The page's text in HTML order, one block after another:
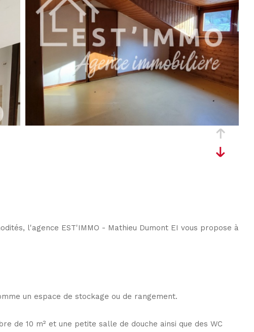
l'agence EST'IMMO - Mathieu Dumont EI vous propose à
un espace de stockage ou de rangement.
de 10 m² et une petite salle de douche ainsi que des WC